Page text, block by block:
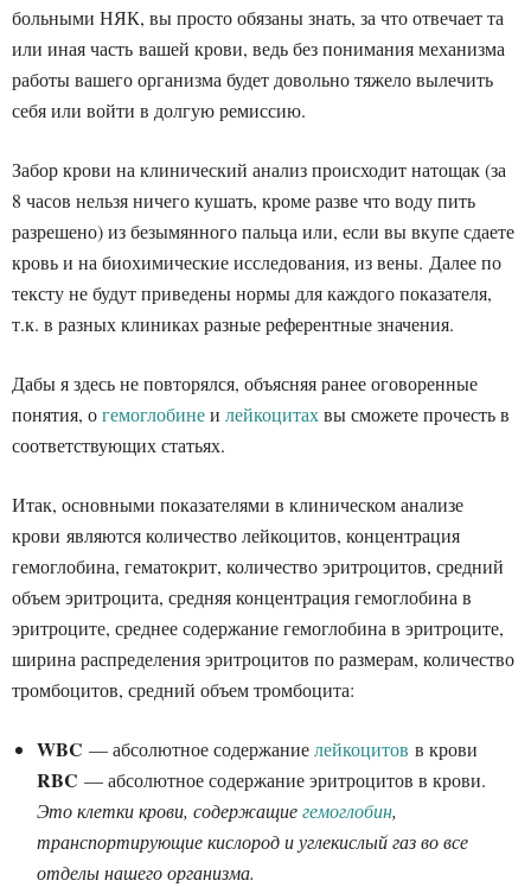
больными НЯК, вы просто обязаны знать, за что отвечает та
или иная часть вашей крови, ведь без понимания механизма
работы вашего организма будет довольно тяжело вылечить
себя или войти в долгую ремиссию.
Забор крови на клинический анализ происходит натощак (за
8 часов нельзя ничего кушать, кроме разве что воду пить
разрешено) из безымянного пальца или, если вы вкупе сдаете
кровь и на биохимические исследования, из вены. Далее по
тексту не будут приведены нормы для каждого показателя,
т.к. в разных клиниках разные референтные значения.
Дабы я здесь не повторялся, объясняя ранее оговоренные
понятия, огемоглобинеи лейкоцитахвы сможете прочесть в
соответствующих статьях.
Итак, основными показателями в клиническом анализе
крови являются количество лейкоцитов, концентрация
гемоглобина, гематокрит, количество эритроцитов, средний
объем эритроцита, средняя концентрация гемоглобина в
эритроците, среднее содержание гемоглобина в эритроците,
ширина распределения эритроцитов по размерам, количество
тромбоцитов, средний объем тромбоцита:
WBC — абсолютное содержаниелейкоцитов в крови
RBC — абсолютное содержание эритроцитов в крови.
Это клетки крови, содержащиегемоглобин,
транспортирующие кислород и углекислый газ во все
отделы нашего организма.